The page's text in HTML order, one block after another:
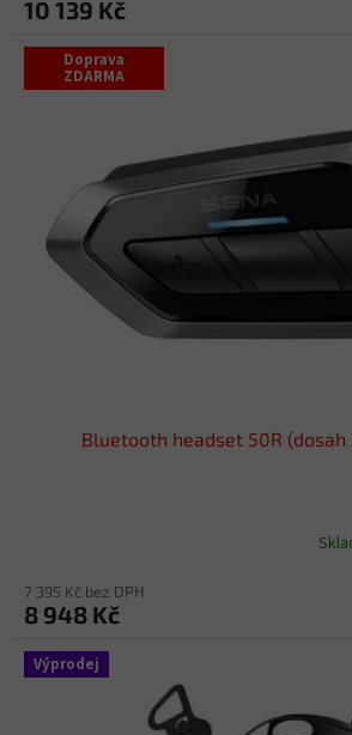
10 139 Kč
Doprava
ZDARMA
Bluetooth headset 50R (dosah
7 395 Kč bez DPH
8 948 Kč
Výprodej